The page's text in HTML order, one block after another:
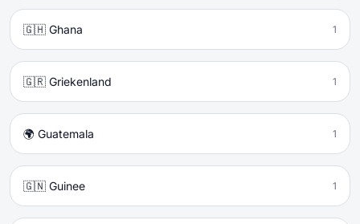
🇬🇭 Ghana 1
🇬🇷 Griekenland 1
🌍 Guatemala 1
🇬🇳 Guinee 1